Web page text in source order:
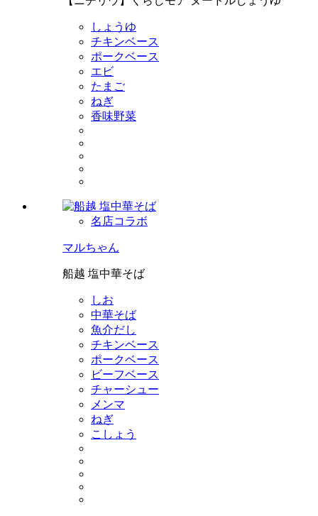
しょうゆ
チキンベース
ポークベース
エビ
たまご
ねぎ
香味野菜
名店コラボ
マルちゃん
船越 塩中華そば
しお
中華そば
魚介だし
チキンベース
ポークベース
ビーフベース
チャーシュー
メンマ
ねぎ
こしょう